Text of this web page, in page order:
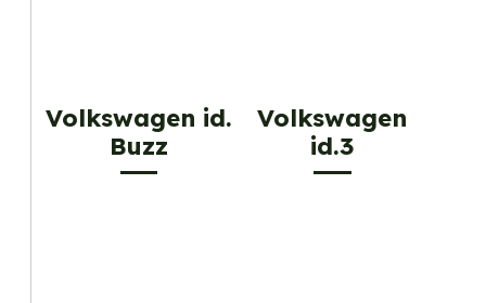
Volkswagen id.
Buzz
Volkswagen
id.3